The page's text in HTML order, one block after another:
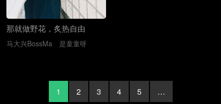
那就做野花，炙热自由
马大兴BossMa 是童童呀
1 2 3 4 5 …